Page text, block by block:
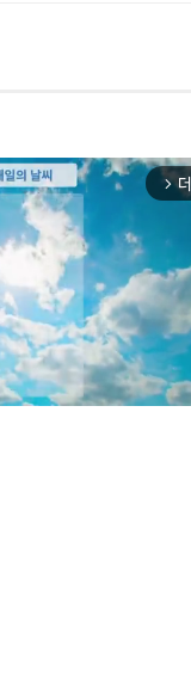
arrow_forward_ios